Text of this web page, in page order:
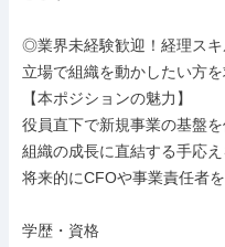
◎業界未経験歓迎！経理ス
立場で組織を動かしたい方を
【本ポジションの魅力】
役員直下で新規事業の基盤
組織の成長に直結する手応
将来的にCFOや事業責任者
学歴・資格